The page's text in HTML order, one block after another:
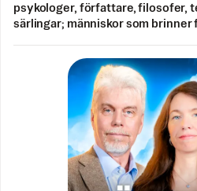
psykologer, författare, filosofer,
särlingar; människor som brinner